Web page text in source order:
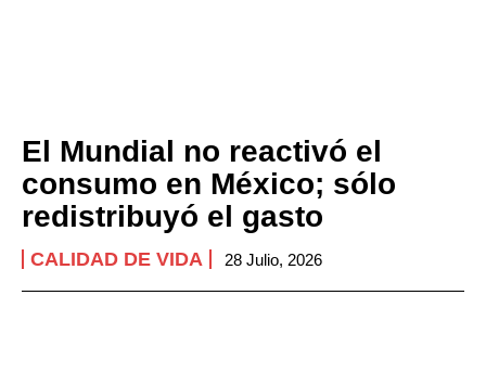
El Mundial no reactivó el
consumo en México; sólo
redistribuyó el gasto
CALIDAD DE VIDA 28 Julio, 2026